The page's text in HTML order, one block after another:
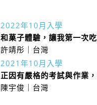
2022年10月入學
和菓子體驗，讓我第一次
許靖彤｜台灣
2021年10月入學
正因有嚴格的考試與作業
陳宇俊｜台灣